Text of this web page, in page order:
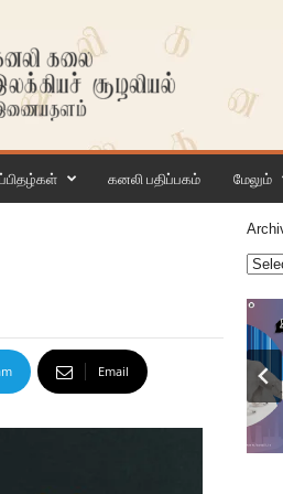
கனலி பதிப்பகம் மேலும்
Email